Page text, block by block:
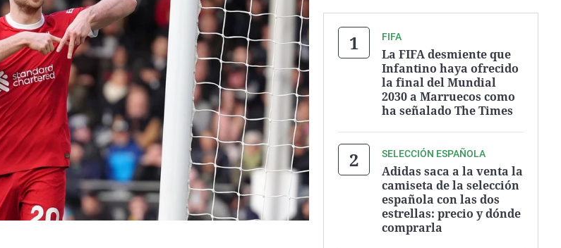
FIFA
La FIFA desmiente que
Infantino haya ofrecido
la final del Mundial
2030 a Marruecos como
ha señalado The Times
SELECCIÓN ESPAÑOLA
Adidas saca a la venta la
camiseta de la selección
española con las dos
estrellas: precio y dónde
comprarla